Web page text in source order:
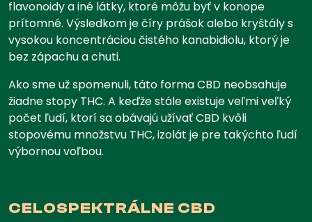
flavonoidy a iné látky, ktoré môžu byť v konope
prítomné. Výsledkom je číry prášok alebo kryštály s
vysokou koncentráciou čistého kanabidiolu, ktorý je
bez zápachu a chuti.
Ako sme už spomenuli, táto forma CBD neobsahuje
žiadne stopy THC. A keďže stále existuje veľmi veľký
počet ľudí, ktorí sa obávajú užívať CBD kvôli
stopovému množstvu THC, izolát je pre takýchto ľudí
výbornou voľbou.
CELOSPEKTRÁLNE CBD